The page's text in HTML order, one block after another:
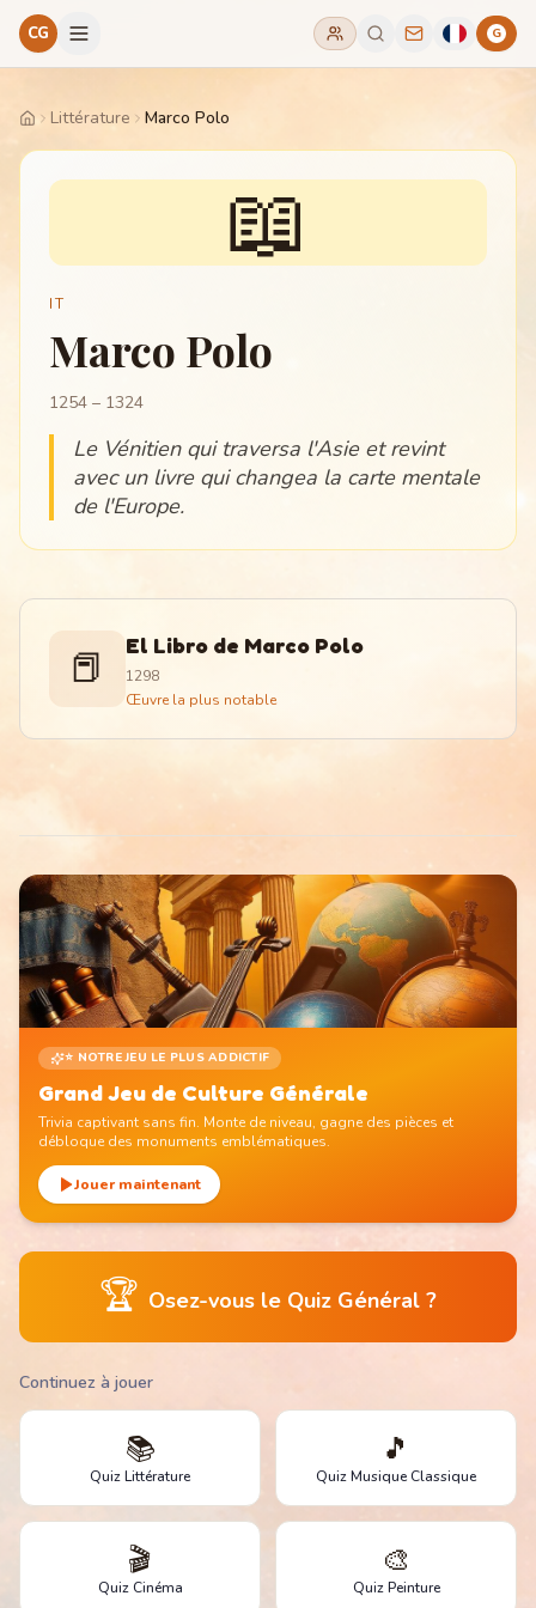
CG G
HomeLittérature Marco Polo
📖
IT
Marco Polo
1254 – 1324
Le Vénitien qui traversa l'Asie et revint
avec un livre qui changea la carte mentale
de l'Europe.
📕 El Libro de Marco Polo
1298
Œuvre la plus notable
⭐ NOTRE JEU LE PLUS ADDICTIF
Grand Jeu de Culture Générale
Trivia captivant sans fin. Monte de niveau, gagne des pièces et
débloque des monuments emblématiques.
Jouer maintenant
🏆 Osez-vous le Quiz Général ?
Continuez à jouer
📚
Quiz Littérature
🎵
Quiz Musique Classique
🎬
Quiz Cinéma
🎨
Quiz Peinture